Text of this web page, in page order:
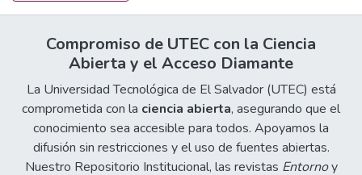
Compromiso de UTEC con la Ciencia
Abierta y el Acceso Diamante
La Universidad Tecnológica de El Salvador (UTEC) está
comprometida con la ciencia abierta, asegurando que el
conocimiento sea accesible para todos. Apoyamos la
difusión sin restricciones y el uso de fuentes abiertas.
Nuestro Repositorio Institucional, las revistas Entornoy